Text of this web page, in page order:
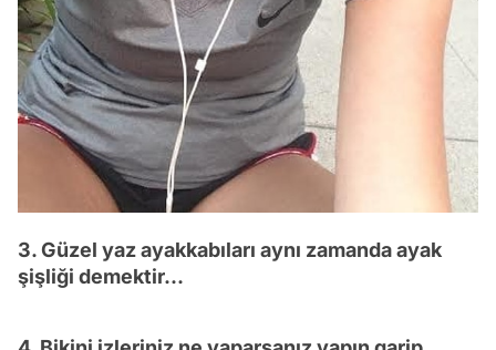
3. Güzel yaz ayakkabıları aynı zamanda ayak
şişliği demektir...